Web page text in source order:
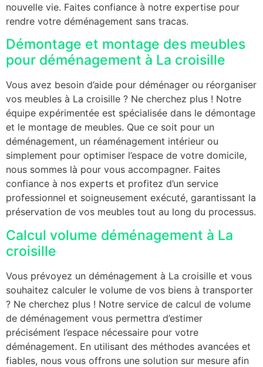
nouvelle vie. Faites confiance à notre expertise pour
rendre votre déménagement sans tracas.
Démontage et montage des meubles
pour déménagement à La croisille
Vous avez besoin d’aide pour déménager ou réorganiser
vos meubles à La croisille ? Ne cherchez plus ! Notre
équipe expérimentée est spécialisée dans le démontage
et le montage de meubles. Que ce soit pour un
déménagement, un réaménagement intérieur ou
simplement pour optimiser l’espace de votre domicile,
nous sommes là pour vous accompagner. Faites
confiance à nos experts et profitez d’un service
professionnel et soigneusement exécuté, garantissant la
préservation de vos meubles tout au long du processus.
Calcul volume déménagement à La
croisille
Vous prévoyez un déménagement à La croisille et vous
souhaitez calculer le volume de vos biens à transporter
? Ne cherchez plus ! Notre service de calcul de volume
de déménagement vous permettra d’estimer
précisément l’espace nécessaire pour votre
déménagement. En utilisant des méthodes avancées et
fiables, nous vous offrons une solution sur mesure afin